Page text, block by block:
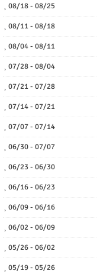
08/18 - 08/25
08/11 - 08/18
08/04 - 08/11
07/28 - 08/04
07/21 - 07/28
07/14 - 07/21
07/07 - 07/14
06/30 - 07/07
06/23 - 06/30
06/16 - 06/23
06/09 - 06/16
06/02 - 06/09
05/26 - 06/02
05/19 - 05/26